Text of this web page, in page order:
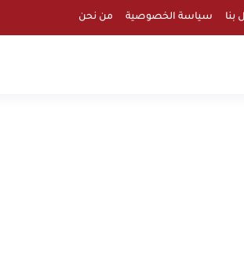
بنا سياسة الخصوصية من نحن